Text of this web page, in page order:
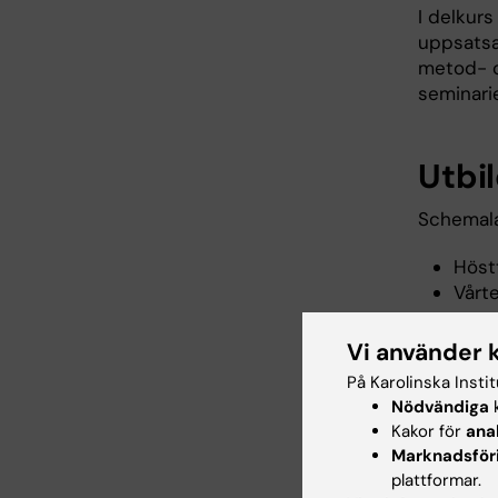
I
metod-
"Otroligt
öppnar
Vi använder
På Karolinska
Nödvändiga
Kakor för
plattformar.